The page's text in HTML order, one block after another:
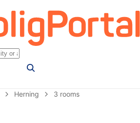
Herning 3 rooms